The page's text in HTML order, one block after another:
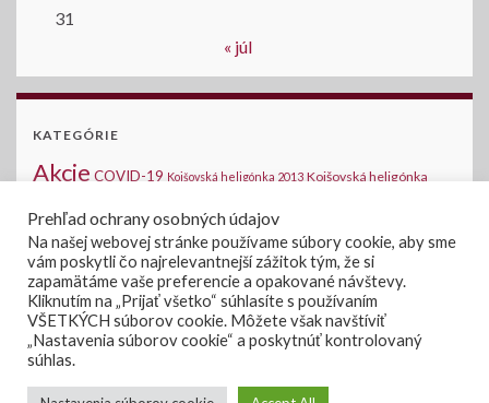
31
« júl
KATEGÓRIE
Akcie COVID-19 Kojšovská heligónka 2013 Kojšovská heligónka
šou - Kojšov Novinky na stránke
OznamyVerejné súťaže Voľby Voľby 2019
NRSR 2020 Zasadanie OZÚradná tabuľa
Prehľad ochrany osobných údajov
Na našej webovej stránke používame súbory cookie, aby sme
vám poskytli čo najrelevantnejší zážitok tým, že si
zapamätáme vaše preferencie a opakované návštevy.
Kliknutím na „Prijať všetko“ súhlasíte s používaním
VŠETKÝCH súborov cookie. Môžete však navštíviť
„Nastavenia súborov cookie“ a poskytnúť kontrolovaný
súhlas.